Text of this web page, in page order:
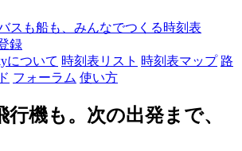
スも船も、みんなでつくる時刻表
録
について 時刻表リスト 時刻表マップ 路
フォーラム 使い方
機も。次の出発まで、